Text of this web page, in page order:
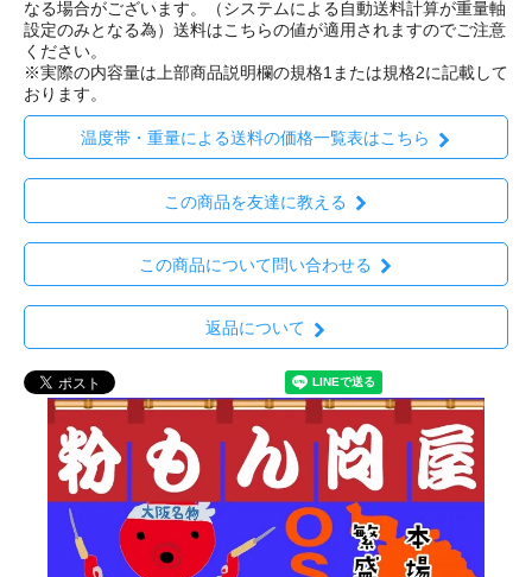
なる場合がございます。（システムによる自動送料計算が重量軸
設定のみとなる為）送料はこちらの値が適用されますのでご注意
ください。
※実際の内容量は上部商品説明欄の規格1または規格2に記載して
おります。
温度帯・重量による送料の価格一覧表はこちら
この商品を友達に教える
この商品について問い合わせる
返品について